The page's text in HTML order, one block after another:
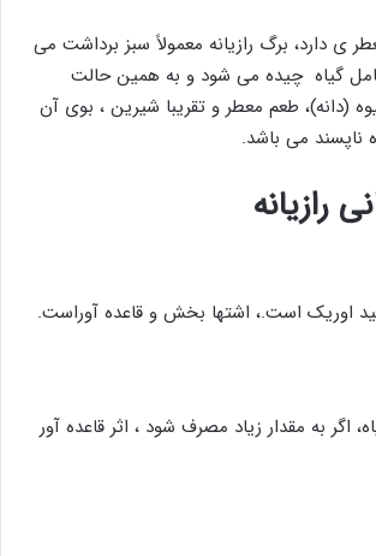
ی دارد، برگ رازیانه معمولاً سبز برداشت می
گیاه چیده می شود و به همین حالت
(دانه)، طعم معطر و تقریبا شیرین ، بوی آن
ناپسند می باشد.
رازیانه
اوریک است.، اشتها بخش و قاعده آوراست.
به مقدار زیاد مصرف شود ، اثر قاعده آور